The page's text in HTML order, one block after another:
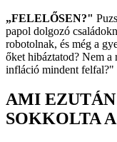
„FELELŐSEN?"
papol dolgozó
robotolnak, és még a
őket hibáztatod? Nem a
infláció mindent felfal?"
AMI
SOKKOLTA